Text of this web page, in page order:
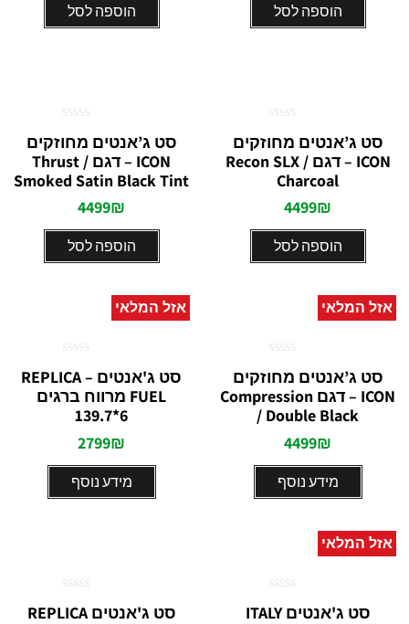
הוספה לסל הוספה לסל
סט ג’אנטים מחוזקים
ICON – דגם Recon SLX /
Charcoal
4499₪
הוספה לסל
0
מתוך
סט ג’אנטים מחוזקים
ICON – דגם Thrust /
Smoked Satin Black Tint
4499₪
הוספה לסל
0
מתוך
5
אזל המלאי
סט ג’אנטים מחוזקים
ICON – דגם Compression
/ Double Black
4499₪
מידע נוסף
0
מתוך
5
אזל המלאי
סט ג'אנטים – REPLICA
FUEL מרווח ברגים
6*139.7⁩⁩⁩
2799₪
מידע נוסף
0
מתוך
אזל המלאי
סט ג'אנטים ITALY
0
סט ג'אנטים REPLICA
0